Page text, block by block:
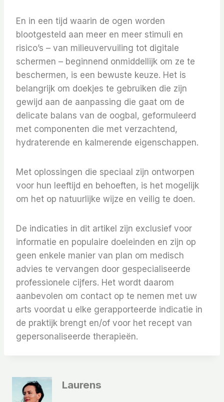
En in een tijd waarin de ogen worden
blootgesteld aan meer en meer stimuli en
risico’s – van milieuvervuiling tot digitale
schermen – beginnend onmiddellijk om ze te
beschermen, is een bewuste keuze. Het is
belangrijk om doekjes te gebruiken die zijn
gewijd aan de aanpassing die gaat om de
delicate balans van de oogbal, geformuleerd
met componenten die met verzachtend,
hydraterende en kalmerende eigenschappen.
Met oplossingen die speciaal zijn ontworpen
voor hun leeftijd en behoeften, is het mogelijk
om het op natuurlijke wijze en veilig te doen.
De indicaties in dit artikel zijn exclusief voor
informatie en populaire doeleinden en zijn op
geen enkele manier van plan om medisch
advies te vervangen door gespecialiseerde
professionele cijfers. Het wordt daarom
aanbevolen om contact op te nemen met uw
arts voordat u elke gerapporteerde indicatie in
de praktijk brengt en/of voor het recept van
gepersonaliseerde therapieën.
Laurens